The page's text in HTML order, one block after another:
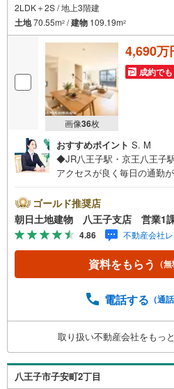
2LDK＋2S / 地上3階建
土地70.55m2 /建物 109.19m2
画像36枚
4,690万
成約で
おすすめポイント S. M
◆JR八王子駅・京王八王子
アクセスが良く毎日の通勤
歩圏内に揃う子育てにもお
8帖のリビング◆収納スペー
ビーベッドや キッズスペ
小さなお子様連れでも、安
求、住宅ローンのご相談な
スタッフ25名でお客様がご
載できない物件も多数ござ
案内方法ご自宅へお迎え・
社へのご来社など、ご相談
環境、お客様の希望に合わ
ます。お住まい探しは朝日
課にお任せください！
ゴールド推奨店
朝日土地建物 八王子支店 営業1
4.86 不動産会社
資料をもらう （
電話する （通
取り扱い不動産会社をもっ
八王子市子安町2丁目